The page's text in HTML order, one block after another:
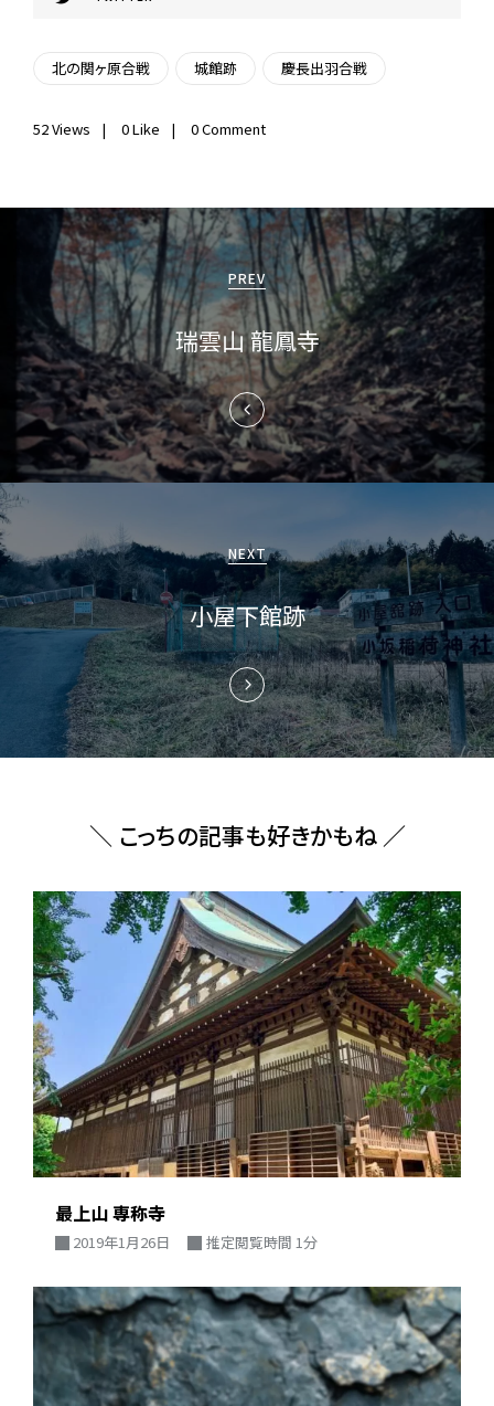
北の関ヶ原合戦 城館跡 慶長出羽合戦
52Views 0Like 0 Comment
ビ
ゲ
ー
シ
ョ
ン
PREV
瑞雲山 龍鳳寺
NEXT
小屋下館跡
＼ こっちの記事も好きかもね ／
最上山 専称寺
2019年1月26日 推定閲覧時間 1分